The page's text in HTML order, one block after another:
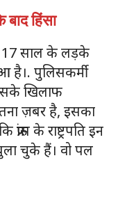
हिंसा
17 साल के लड़के
है।. पुलिसकर्मी
खिलाफ
ज़बर है, इसका
के राष्ट्रपति इन
चुके हैं। वो पल